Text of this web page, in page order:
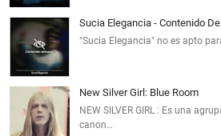
Sucia Elegancia - Contenido
"Sucia Elegancia" no es apto
New Silver Girl: Blue Room
NEW SILVER GIRL : Es una
canon…